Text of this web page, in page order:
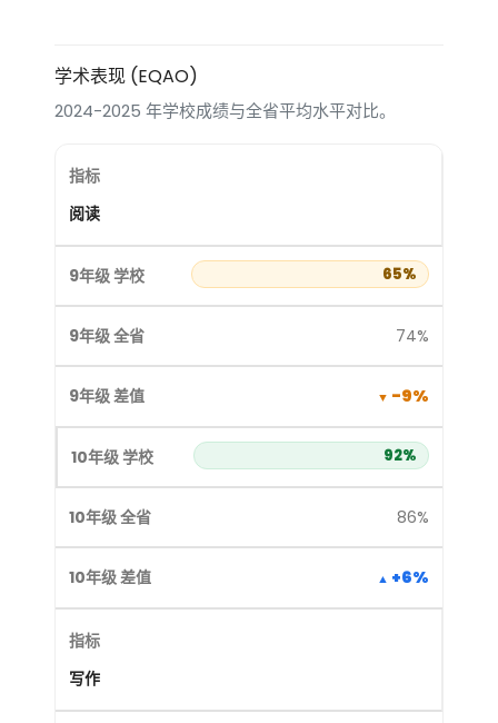
学术表现 (EQAO)
2024-2025 年学校成绩与全省平均水平对比。
阅读
65%
74%
-9%
92%
86%
+6%
写作